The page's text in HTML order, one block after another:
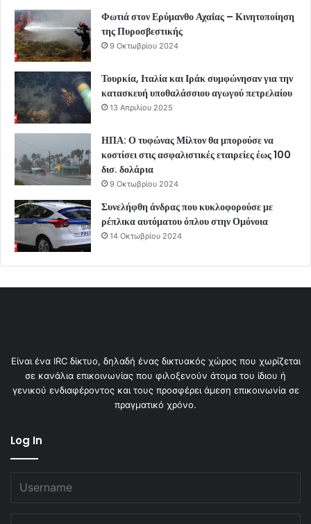
Φωτιά στον Ερύμανθο Αχαΐας – Κινητοποίηση
της Πυροσβεστικής
9 Οκτωβρίου 2024
Τουρκία, Ιταλία και Ιράκ συμφώνησαν για την
κατασκευή υποθαλάσσιου αγωγού πετρελαίου
13 Απριλίου 2025
ΗΠΑ: Ο τυφώνας Μίλτον θα μπορούσε να
κοστίσει στις ασφαλιστικές εταιρείες έως 100
δισ. δολάρια
9 Οκτωβρίου 2024
Συνελήφθη άνδρας που κυκλοφορούσε με
ρέπλικα αυτόματου όπλου στην Ομόνοια
14 Οκτωβρίου 2024
Είναι ένα IRC δίκτυο, δηλαδή ένας δικτυακός χώρος που χωρίζεται
σε κανάλια επικοινωνίας που φιλοξενούν άτομα του ίδιου ή
γενικού ενδιαφέροντος και τους προσφέρει άμεση επικοινωνία σε
πραγματικό χρόνο.
Log In